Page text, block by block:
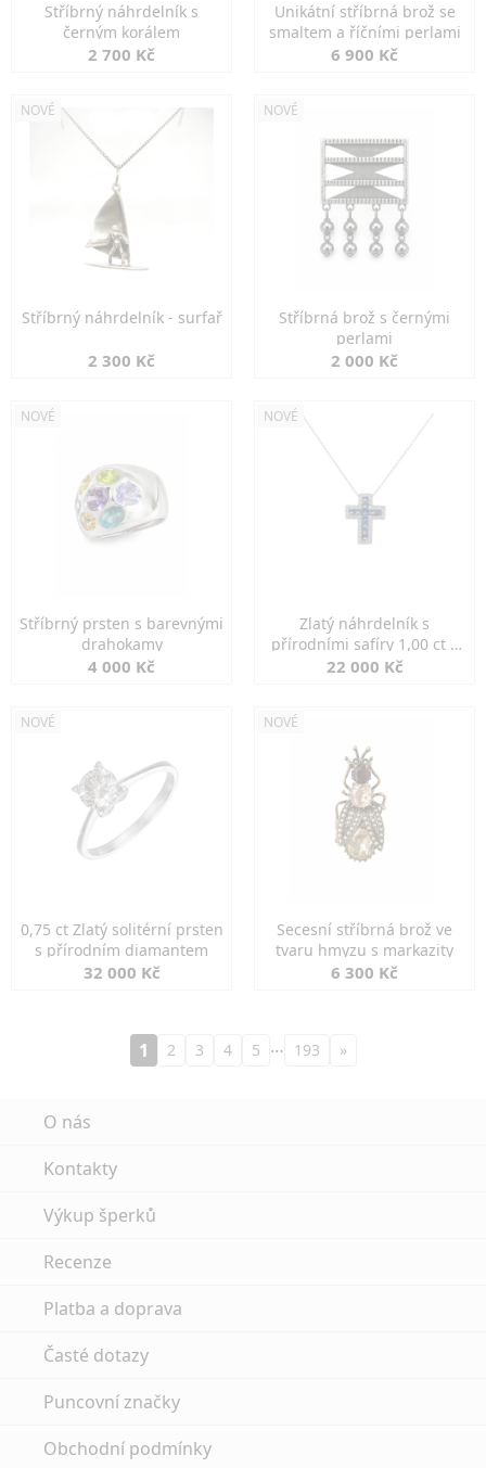
Stříbrný náhrdelník s
černým korálem
2 700 Kč
Unikátní stříbrná brož se
smaltem a říčními perlami
6 900 Kč
NOVÉ
Stříbrný náhrdelník - surfař
2 300 Kč
NOVÉ
Stříbrná brož s černými
perlami
2 000 Kč
NOVÉ
Stříbrný prsten s barevnými
drahokamy
4 000 Kč
NOVÉ
Zlatý náhrdelník s
přírodními safíry 1,00 ct a
diamanty
22 000 Kč
NOVÉ
0,75 ct Zlatý solitérní prsten
s přírodním diamantem
32 000 Kč
NOVÉ
Secesní stříbrná brož ve
tvaru hmyzu s markazity
6 300 Kč
1 2 3 4 5 … 193 »
O nás
Kontakty
Výkup šperků
Recenze
Platba a doprava
Časté dotazy
Puncovní značky
Obchodní podmínky